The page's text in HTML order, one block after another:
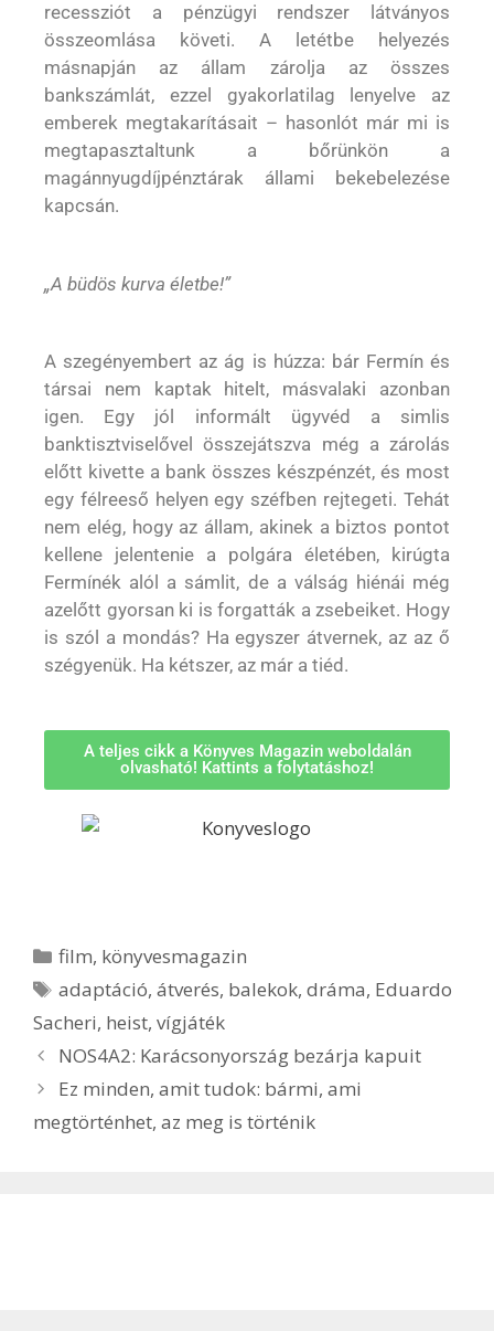
recessziót a pénzügyi rendszer látványos
összeomlása követi. A letétbe helyezés
másnapján az állam zárolja az összes
bankszámlát, ezzel gyakorlatilag lenyelve az
emberek megtakarításait – hasonlót már mi is
megtapasztaltunk a bőrünkön a
magánnyugdíjpénztárak állami bekebelezése
kapcsán.
„A büdös kurva életbe!”
A szegényembert az ág is húzza: bár Fermín és
társai nem kaptak hitelt, másvalaki azonban
igen. Egy jól informált ügyvéd a simlis
banktisztviselővel összejátszva még a zárolás
előtt kivette a bank összes készpénzét, és most
egy félreeső helyen egy széfben rejtegeti. Tehát
nem elég, hogy az állam, akinek a biztos pontot
kellene jelentenie a polgára életében, kirúgta
Fermínék alól a sámlit, de a válság hiénái még
azelőtt gyorsan ki is forgatták a zsebeiket. Hogy
is szól a mondás? Ha egyszer átvernek, az az ő
szégyenük. Ha kétszer, az már a tiéd.
A teljes cikk a Könyves Magazin weboldalán
olvasható! Kattints a folytatáshoz!
film, könyvesmagazin
adaptáció,átverés, balekok,dráma, Eduardo
Sacheri, heist, vígjáték
NOS4A2: Karácsonyország bezárja kapuit
Ez minden, amit tudok: bármi, ami
megtörténhet, az meg is történik